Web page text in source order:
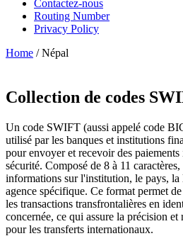
Contactez-nous
Routing Number
Privacy Policy
Home / Népal
Collection de codes
Un code SWIFT (aussi appelé code
utilisé par les banques et institutions
pour envoyer et recevoir des
sécurité. Composé de 8 à 11
informations sur l'institution, le pays,
agence spécifique. Ce format permet
les transactions transfrontalières en
concernée, ce qui assure la précision
pour les transferts internationaux.